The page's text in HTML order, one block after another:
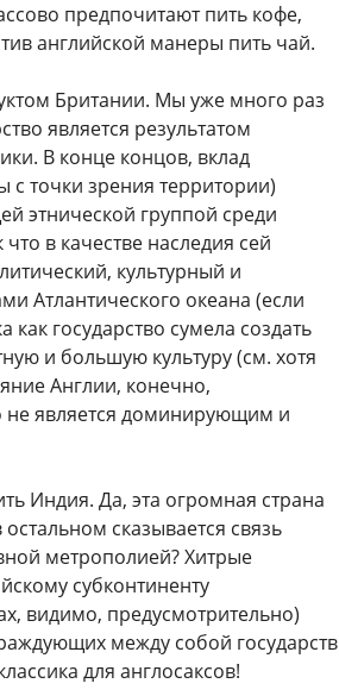
предпочитают пить кофе,
английской манеры пить чай.
Британии. Мы уже много раз
является результатом
В конце концов, вклад
с точки зрения территории)
этнической группой среди
в качестве наследия сей
культурный и
Атлантического океана (если
государство сумела создать
и большую культуру (см. хотя
Англии, конечно,
не является доминирующим и
Индия. Да, эта огромная страна
сказывается связь
метрополией? Хитрые
субконтиненту
видимо, предусмотрительно)
между собой государств
для англосаксов!